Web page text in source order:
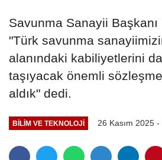
Savunma Sanayii Başkanı
"Türk savunma
alanındaki kabiliyetlerini
taşıyacak önemli
aldık" dedi.
BILIM VE TEKNOLOJI 26 Kasım 2025 -